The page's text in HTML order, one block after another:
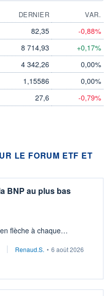
DERNIER
VAR.
82,35 -0,88%
8 714,93 +0,17%
4 342,26 0,00%
1,15586 0,00%
27,6 -0,79%
LE FORUM ETF ET
BNP au plus bas
flèche à chaque
pour sa retraite.
Renaud.S. • 6 août 2026